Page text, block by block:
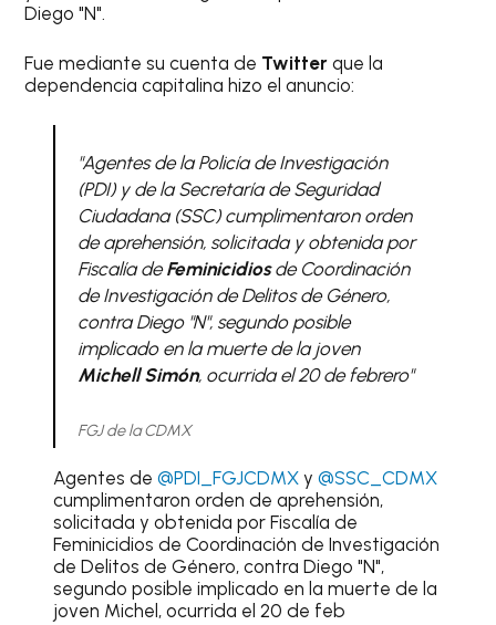
Diego "N".
Fue mediante su cuenta de Twitterque la
dependencia capitalina hizo el anuncio:
"Agentes de la Policía de Investigación
(PDI) y de la Secretaría de Seguridad
Ciudadana (SSC) cumplimentaron orden
de aprehensión, solicitada y obtenida por
Fiscalía deFeminicidiosde Coordinación
de Investigación de Delitos de Género,
contra Diego "N", segundo posible
implicado en la muerte de la joven
Michell Simón, ocurrida el 20 de febrero"
FGJ de la CDMX
Agentes de @PDI_FGJCDMXy @SSC_CDMX
cumplimentaron orden de aprehensión,
solicitada y obtenida por Fiscalía de
Feminicidios de Coordinación de Investigación
de Delitos de Género, contra Diego "N",
segundo posible implicado en la muerte de la
joven Michel, ocurrida el 20 de feb